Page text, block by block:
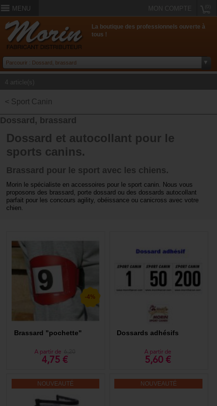
MENU MON COMPTE
La boutique des professionnels ouverte à
tous !
4 article(s)
< Sport Canin
Dossard, brassard
Dossard et autocollant pour le
sports canins.
Brassard pour le sport avec les chiens.
Morin le spécialiste en accessoires pour le sport canin. Nous vous
proposons des brassard, porte dossard ou des dossards autocollant
parfait pour les concours agility, obéissance ou canicross avec votre
chien.
Brassard "pochette"
-4%
A partir de
4,75 €
Dossards adhésifs
A partir de
5,60 €
NOUVEAUTÉ NOUVEAUTÉ